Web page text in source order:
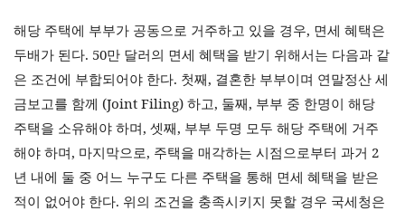
해당 주택에 부부가 공동으로 거주하고 있을 경우, 면세 혜택은
두배가 된다. 50만 달러의 면세 혜택을 받기 위해서는 다음과 같
은 조건에 부합되어야 한다. 첫째, 결혼한 부부이며 연말정산 세
금보고를 함께 (Joint Filing) 하고, 둘째, 부부 중 한명이 해당
주택을 소유해야 하며, 셋째, 부부 두명 모두 해당 주택에 거주
해야 하며, 마지막으로, 주택을 매각하는 시점으로부터 과거 2
년 내에 둘 중 어느 누구도 다른 주택을 통해 면세 혜택을 받은
적이 없어야 한다. 위의 조건을 충족시키지 못할 경우 국세청은